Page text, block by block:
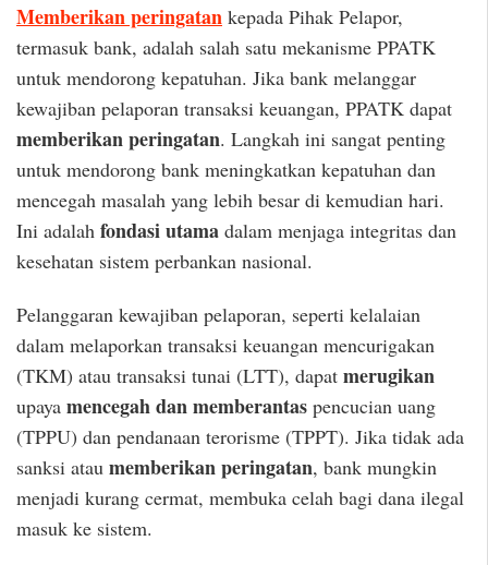
Memberikan peringatan kepada Pihak Pelapor,
termasuk bank, adalah salah satu mekanisme PPATK
untuk mendorong kepatuhan. Jika bank melanggar
kewajiban pelaporan transaksi keuangan, PPATK dapat
memberikan peringatan. Langkah ini sangat penting
untuk mendorong bank meningkatkan kepatuhan dan
mencegah masalah yang lebih besar di kemudian hari.
Ini adalah fondasi utama dalam menjaga integritas dan
kesehatan sistem perbankan nasional.
Pelanggaran kewajiban pelaporan, seperti kelalaian
dalam melaporkan transaksi keuangan mencurigakan
(TKM) atau transaksi tunai (LTT), dapat merugikan
upaya mencegah dan memberantas pencucian uang
(TPPU) dan pendanaan terorisme (TPPT). Jika tidak ada
sanksi atau memberikan peringatan, bank mungkin
menjadi kurang cermat, membuka celah bagi dana ilegal
masuk ke sistem.